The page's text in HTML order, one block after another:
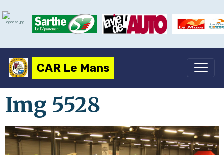
CAR Le Mans
Img 5528